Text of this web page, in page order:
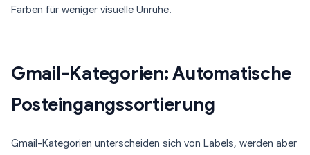
Farben für weniger visuelle Unruhe.
Gmail-Kategorien: Automatische
Posteingangssortierung
Gmail-Kategorien unterscheiden sich von Labels, werden aber